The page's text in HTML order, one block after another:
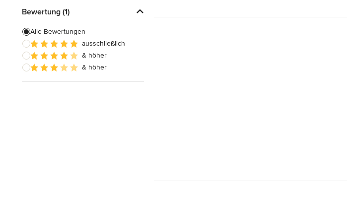
Bewertung (1)
Alle Bewertungen
ausschließlich
& höher
& höher